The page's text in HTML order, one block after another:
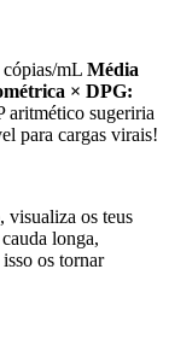
mL Média
× DPG:
sugeriria
para cargas virais!
visualiza os teus
longa,
os tornar